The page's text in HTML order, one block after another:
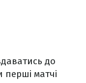
до
перші матчі